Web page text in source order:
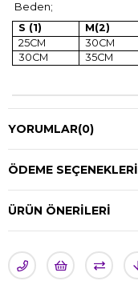
Beden;
S (1)
M(2)
25CM
30CM
30CM
35CM
YORUMLAR(0)
ÖDEME SEÇENEKLERI
ÜRÜN ÖNERILERI